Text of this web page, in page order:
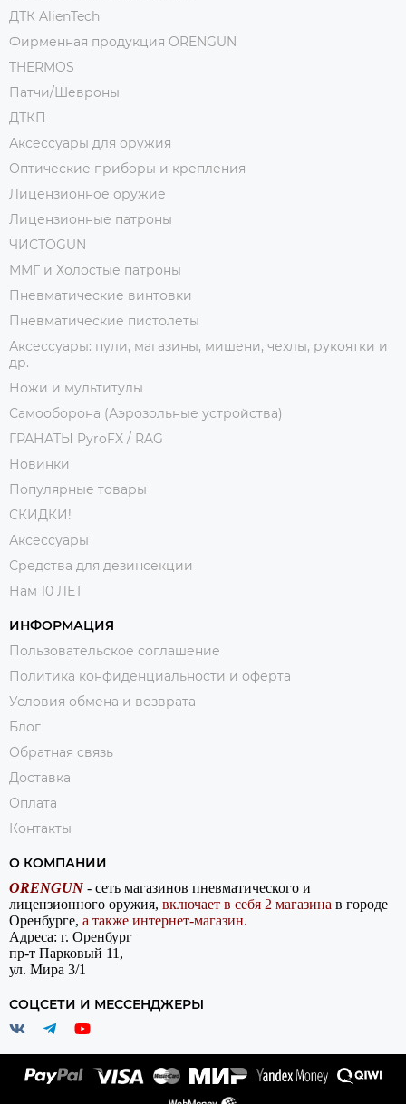
ДТК AlienTech
Фирменная продукция ORENGUN
THERMOS
Патчи/Шевроны
ДТКП
Аксессуары для оружия
Оптические приборы и крепления
Лицензионное оружие
Лицензионные патроны
ЧИСТОGUN
ММГ и Холостые патроны
Пневматические винтовки
Пневматические пистолеты
Аксессуары: пули, магазины, мишени, чехлы, рукоятки и
др.
Ножи и мультитулы
Самооборона (Аэрозольные устройства)
ГРАНАТЫ PyroFX / RAG
Новинки
Популярные товары
СКИДКИ!
Аксессуары
Средства для дезинсекции
Нам 10 ЛЕТ
ИНФОРМАЦИЯ
Пользовательское соглашение
Политика конфиденциальности и оферта
Условия обмена и возврата
Блог
Обратная связь
Доставка
Оплата
Контакты
О КОМПАНИИ
ORENGUN - сеть магазинов пневматического и
лицензионного оружия, включает в себя 2 магазина в городе
Оренбурге, а также интернет-магазин.
Адреса: г. Оренбург
пр-т Парковый 11,
ул. Мира 3/1
СОЦСЕТИ И МЕССЕНДЖЕРЫ